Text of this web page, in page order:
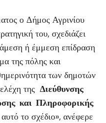
ο Δήμος Αγρινίου
του, σχεδιάζει
ή έμμεση επίδραση
της πόλης και
των δημοτών
της Διεύθυνσης
και Πληροφορικής
το σχέδιο», ανέφερε